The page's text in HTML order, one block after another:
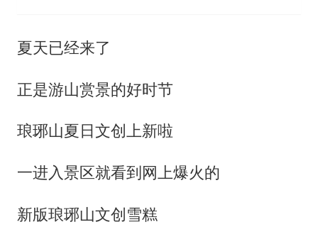
夏天已经来了
正是游山赏景的好时节
琅琊山夏日文创上新啦
一进入景区就看到网上爆火的
新版琅琊山文创雪糕